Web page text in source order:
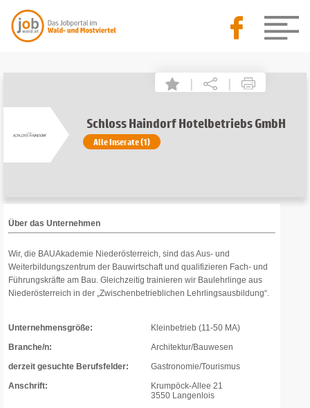
| |
Schloss Haindorf Hotelbetriebs GmbH
Alle Inserate (1)
Über das Unternehmen
Wir, die BAUAkademie Niederösterreich, sind das Aus- und
Weiterbildungszentrum der Bauwirtschaft und qualifizieren Fach- und
Führungskräfte am Bau. Gleichzeitig trainieren wir Baulehrlinge aus
Niederösterreich in der „Zwischenbetrieblichen Lehrlingsausbildung“.
Unternehmensgröße:
Kleinbetrieb (11-50 MA)
Branche/n:
Architektur/Bauwesen
derzeit gesuchte Berufsfelder:
Gastronomie/Tourismus
Anschrift:
Krumpöck-Allee 21
3550 Langenlois